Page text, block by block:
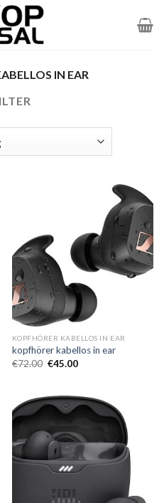
IN EAR
KOPFHÖRER KABELLOS IN EAR
kopfhörer kabellos in ear
€72.00 €45.00